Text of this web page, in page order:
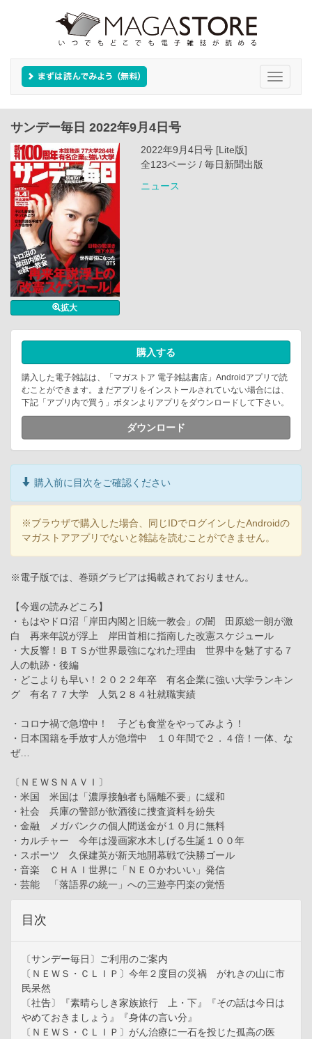
Toggle
サンデー毎日 2022年9月4日号
拡大
2022年9月4日号 [Lite版]
全123ページ / 毎日新聞出版
ニュース
購入する
購入した電子雑誌は、「マガストア 電子雑誌書店」Androidアプリで読
むことができます。まだアプリをインストールされていない場合には、
下記「アプリ内で買う」ボタンよりアプリをダウンロードして下さい。
ダウンロード
購入前に目次をご確認ください
※ブラウザで購入した場合、同じIDでログインしたAndroidの
マガストアアプリでないと雑誌を読むことができません。
※電子版では、巻頭グラビアは掲載されておりません。
【今週の読みどころ】
・もはやドロ沼「岸田内閣と旧統一教会」の闇 田原総一朗が激
白 再来年説が浮上 岸田首相に指南した改憲スケジュール
・大反響！ＢＴＳが世界最強になれた理由 世界中を魅了する７
人の軌跡・後編
・どこよりも早い！２０２２年卒 有名企業に強い大学ランキン
グ 有名７７大学 人気２８４社就職実績
・コロナ禍で急増中！ 子ども食堂をやってみよう！
・日本国籍を手放す人が急増中 １０年間で２．４倍！一体、な
ぜ…
〔ＮＥＷＳＮＡＶＩ〕
・米国 米国は「濃厚接触者も隔離不要」に緩和
・社会 兵庫の警部が飲酒後に捜査資料を紛失
・金融 メガバンクの個人間送金が１０月に無料
・カルチャー 今年は漫画家水木しげる生誕１００年
・スポーツ 久保建英が新天地開幕戦で決勝ゴール
・音楽 ＣＨＡＩ世界に「ＮＥＯかわいい」発信
・芸能 「落語界の統一」への三遊亭円楽の覚悟
目次
〔サンデー毎日〕ご利用のご案内
〔ＮＥＷＳ・ＣＬＩＰ〕今年２度目の災禍 がれきの山に市
民呆然
〔社告〕『素晴らしき家族旅行 上・下』『その話は今日は
やめておきましょう』『身体の言い分』
〔ＮＥＷＳ・ＣＬＩＰ〕がん治療に一石を投じた孤高の医